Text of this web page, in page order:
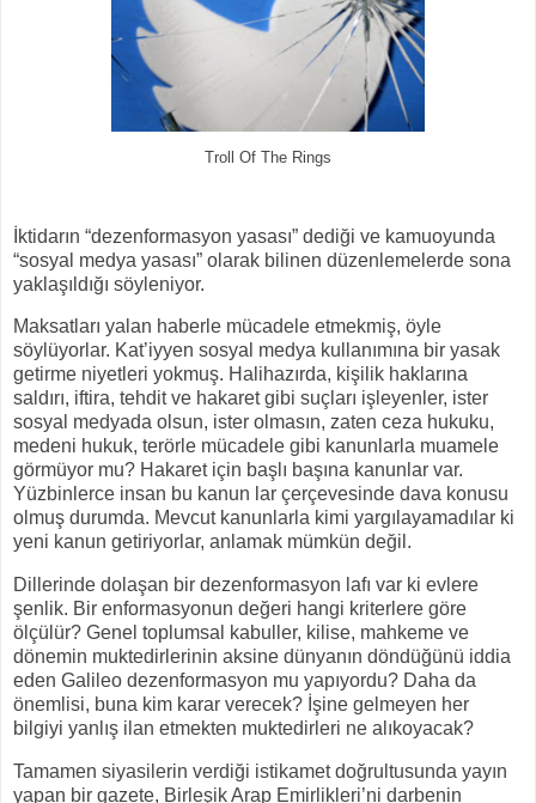
Troll Of The Rings
İktidarın “dezenformasyon yasası” dediği ve kamuoyunda
“sosyal medya yasası” olarak bilinen düzenlemelerde sona
yaklaşıldığı söyleniyor.
Maksatları yalan haberle mücadele etmekmiş, öyle
söylüyorlar. Kat’iyyen sosyal medya kullanımına bir yasak
getirme niyetleri yokmuş. Halihazırda, kişilik haklarına
saldırı, iftira, tehdit ve hakaret gibi suçları işleyenler, ister
sosyal medyada olsun, ister olmasın, zaten ceza hukuku,
medeni hukuk, terörle mücadele gibi kanunlarla muamele
görmüyor mu? Hakaret için başlı başına kanunlar var.
Yüzbinlerce insan bu kanun lar çerçevesinde dava konusu
olmuş durumda. Mevcut kanunlarla kimi yargılayamadılar ki
yeni kanun getiriyorlar, anlamak mümkün değil.
Dillerinde dolaşan bir dezenformasyon lafı var ki evlere
şenlik. Bir enformasyonun değeri hangi kriterlere göre
ölçülür? Genel toplumsal kabuller, kilise, mahkeme ve
dönemin muktedirlerinin aksine dünyanın döndüğünü iddia
eden Galileo dezenformasyon mu yapıyordu? Daha da
önemlisi, buna kim karar verecek? İşine gelmeyen her
bilgiyi yanlış ilan etmekten muktedirleri ne alıkoyacak?
Tamamen siyasilerin verdiği istikamet doğrultusunda yayın
yapan bir gazete, Birleşik Arap Emirlikleri’ni darbenin